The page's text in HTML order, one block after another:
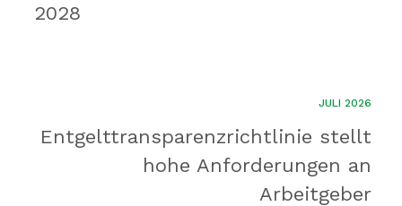
2028
JULI 2026
Entgelttransparenz​­richtlinie stellt
hohe Anforderungen an
Arbeitgeber